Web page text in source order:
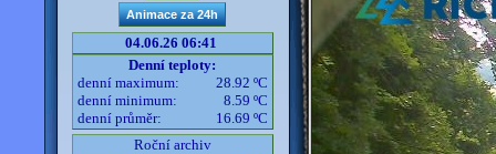
04.06.26 06:41
Denní teploty:
denní maximum:
28.92 ºC
denní minimum:
8.59 ºC
denní průměr:
16.69 ºC
Roční archiv